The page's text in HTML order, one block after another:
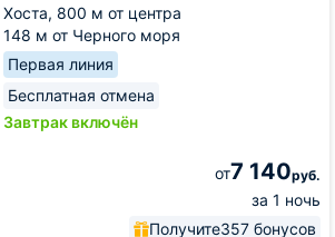
Хоста, 800 м от центра
148 м от Черного моря
Первая линия
Бесплатная отмена
Завтрак включён
от7 140руб.
за 1 ночь
Получите357 бонусов